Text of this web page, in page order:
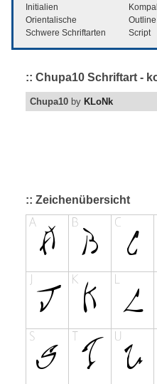
Initialien
Orientalische
Outline
Schwere Schriftarten
Script
:: Chupa10 Schriftart -
Chupa10 by KLoNk
:: Zeichenübersicht